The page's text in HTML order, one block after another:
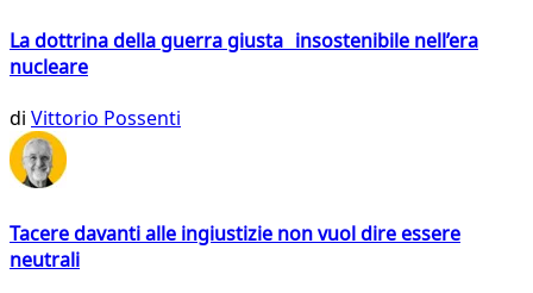
La dottrina della guerra giusta insostenibile nell’era
nucleare
di Vittorio Possenti
Tacere davanti alle ingiustizie non vuol dire essere
neutrali